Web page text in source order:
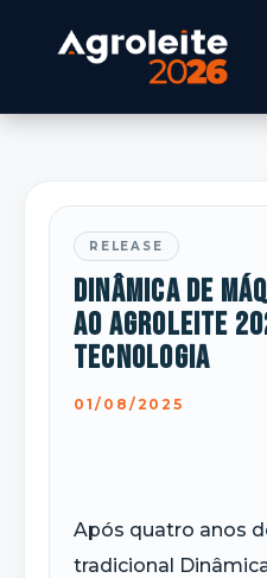
RELEASE
Dinâmica de
ao Agroleite
tecnologia
01/08/2025
Após quatro anos
tradicional